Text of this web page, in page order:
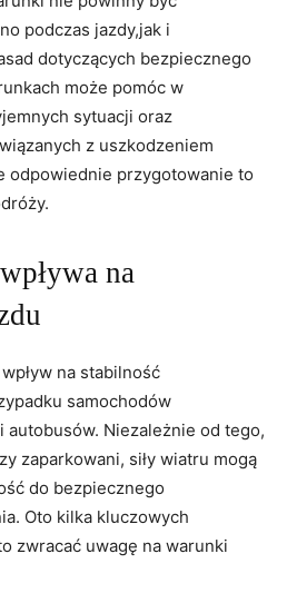
podczas ⁢jazdy,jak i
dotyczących bezpiecznego
może pomóc w‌
sytuacji oraz
z ⁢uszkodzeniem
odpowiednie przygotowanie to
na
​na​ stabilność
samochodów
Niezależnie od tego,
zaparkowani, siły wiatru‍ mogą
do ‌bezpiecznego
Oto kilka kluczowych
zwracać uwagę​ na warunki